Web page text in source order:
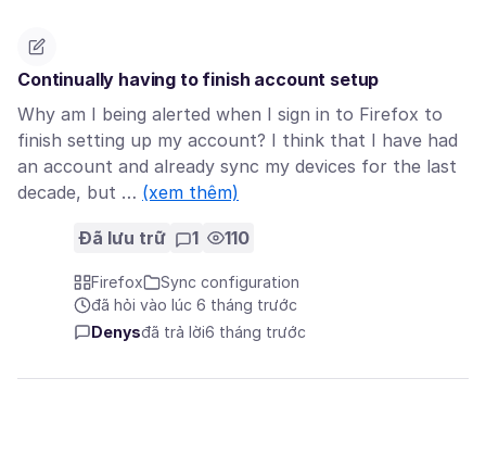
Continually having to finish account setup
Why am I being alerted when I sign in to Firefox to
finish setting up my account? I think that I have had
an account and already sync my devices for the last
decade, but … (xem thêm)
Đã lưu trữ 1 110
Firefox
Sync configuration
đã hỏi vào lúc 6 tháng trước
Denysđã trả lời6 tháng trước